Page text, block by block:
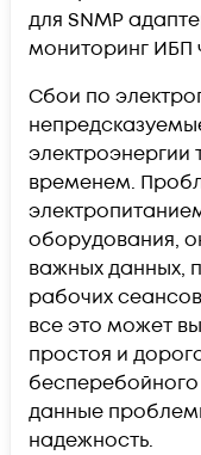
для SNMP
мониторинг ИБП
Сбои по
электроэнергии
временем.
оборудования,
важных данных,
рабочих
все это может
простоя и
данные
надежность.